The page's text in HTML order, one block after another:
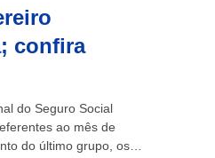
confira
do Seguro Social
ao mês de
do último grupo, os